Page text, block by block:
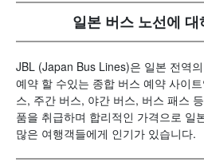
일본 버스 노선에 대
JBL (Japan Bus Lines)은 일본 전역
예약 할 수있는 종합 버스 예약 사이
스, 주간 버스, 야간 버스, 버스 패스
품을 취급하며 합리적인 가격으로 일
많은 여행객들에게 인기가 있습니다.